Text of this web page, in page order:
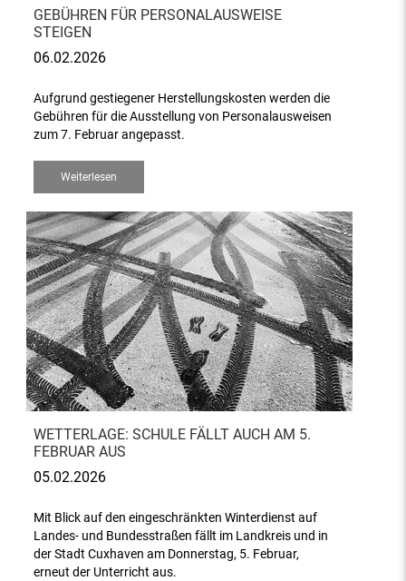
GEBÜHREN FÜR PERSONALAUSWEISE
STEIGEN
06.02.2026
Aufgrund gestiegener Herstellungskosten werden die
Gebühren für die Ausstellung von Personalausweisen
zum 7. Februar angepasst.
Weiterlesen
WETTERLAGE: SCHULE FÄLLT AUCH AM 5.
FEBRUAR AUS
05.02.2026
Mit Blick auf den eingeschränkten Winterdienst auf
Landes- und Bundesstraßen fällt im Landkreis und in
der Stadt Cuxhaven am Donnerstag, 5. Februar,
erneut der Unterricht aus.